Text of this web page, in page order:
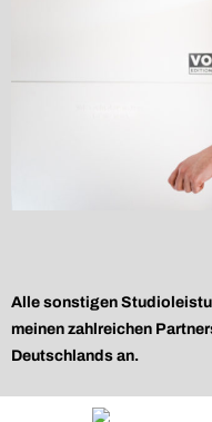
Alle sonstigen
meinen zahlreichen
Deutschlands an.